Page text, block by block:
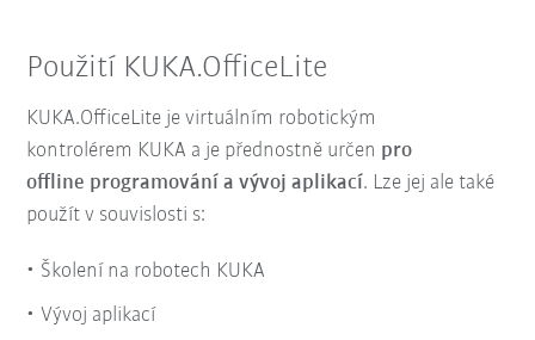
Použití KUKA.OfficeLite
KUKA.OfficeLite je virtuálním robotickým
kontrolérem KUKA a je přednostně určen pro
offline programování a vývoj aplikací. Lze jej ale také
použít v souvislosti s:
Školení na robotech KUKA
Vývoj aplikací